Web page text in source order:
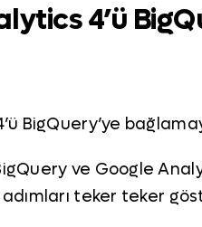
4’ü
BigQuery’ye
ve Google
teker teker